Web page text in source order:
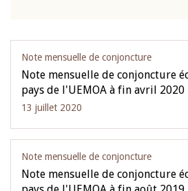
Note mensuelle de conjoncture
Note mensuelle de conjoncture
pays de l'UEMOA à fin avril 2020
13 juillet 2020
Note mensuelle de conjoncture
Note mensuelle de conjoncture